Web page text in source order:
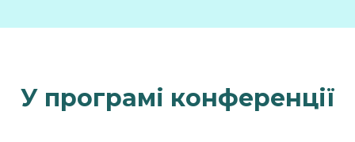
У програмі конференції